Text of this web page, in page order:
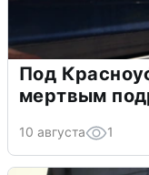
Под
мертвым
10 августа 1